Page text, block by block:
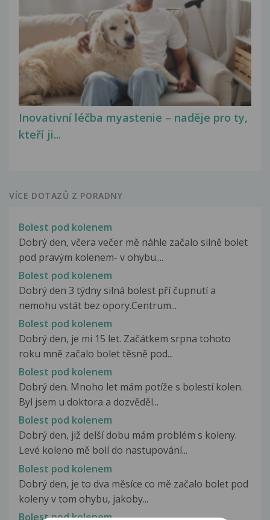
Inovativní léčba myastenie – naděje pro ty,
kteří ji...
VÍCE DOTAZŮ Z PORADNY
Bolest pod kolenem
Dobrý den, včera večer mě náhle začalo silně bolet
pod pravým kolenem- v ohybu....
Bolest pod kolenem
Dobrý den 3 týdny silná bolest pří čupnutí a
nemohu vstát bez opory.Centrum...
Bolest pod kolenem
Dobrý den, je mi 15 let. Začátkem srpna tohoto
roku mně začalo bolet těsně pod...
Bolest pod kolenem
Dobrý den. Mnoho let mám potíže s bolestí kolen.
Byl jsem u doktora a dozvěděl...
Bolest pod kolenem
Dobrý den, již delší dobu mám problém s koleny.
Levé koleno mě bolí do nastupování...
Bolest pod kolenem
Dobrý den, je to dva měsíce co mě začalo bolet pod
koleny v tom ohybu, jakoby...
Bolest pod kolenem